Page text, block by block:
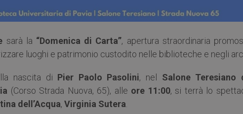
sarà la “Domenica di Carta”, apertura straordinaria
luoghi e patrimonio custodito nelle biblioteche e negli
nascita di Pier Paolo Pasolini, nel Salone Teresiano
(Corso Strada Nuova, 65), alle ore 11:00, si terrà lo
dell’Acqua, Virginia Sutera